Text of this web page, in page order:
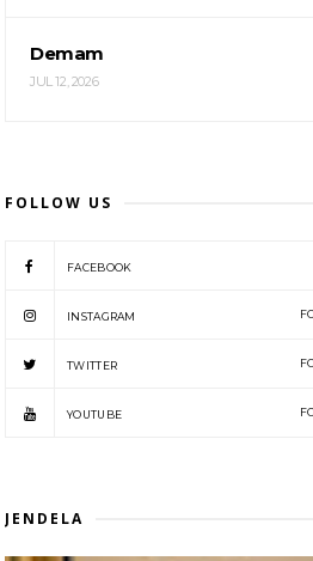
Demam
JUL 12, 2026
FOLLOW US
FACEBOOK
INSTAGRAM
TWITTER
YOUTUBE
JENDELA